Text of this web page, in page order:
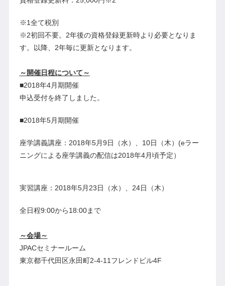
※1全て税別
※2初回不要。2年後の資格登録更新時より必要となりま
す。以降、2年毎に更新となります。
～開催日程について～
■2018年4月期開催
申込受付を終了しました。
■2018年5月期開催
座学講義講座：2018年5月9日（水）、10日（木）(eラー
ニングによる座学講義の配信は2018年4月頃予定）
実習講座：2018年5月23日（水）、24日（木）
全日程9:00から18:00まで
～会場～
JPACセミナールーム
東京都千代田区永田町2-4-11フレンドビル4F